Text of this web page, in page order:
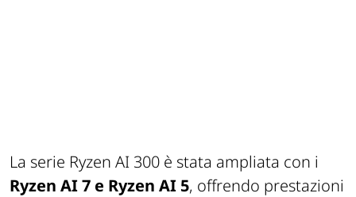
La serie Ryzen AI 300 è stata ampliata con i
Ryzen AI 7 e Ryzen AI 5, offrendo prestazioni